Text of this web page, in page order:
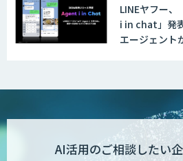
AI受託開発（
低コスト・短納
【現場に特化し
LINEヤフー
i in chat」発
エージェント
AI活用のご相談したい